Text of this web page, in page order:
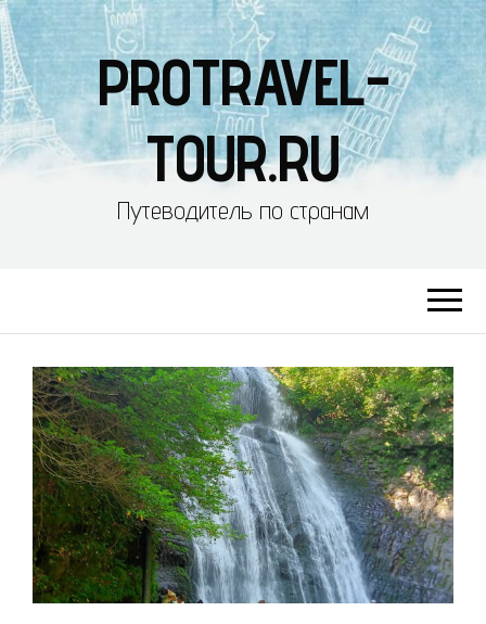
PROTRAVEL-
TOUR.RU
Путеводитель по странам